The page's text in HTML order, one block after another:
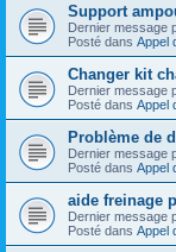
Support
Dernier message
Posté dans Appel
Changer kit
Dernier message
Posté dans Appel
Problème de
Dernier message
Posté dans Appel
aide freinage
Dernier message
Posté dans Appel